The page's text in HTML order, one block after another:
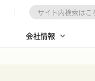
会社情報
検索キーワード入力